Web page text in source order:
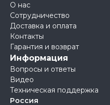
О нас
Сотрудничество
Доставка и оплата
Контакты
Гарантия и возврат
Информация
Вопросы и ответы
Видео
Техническая поддержка
Россия